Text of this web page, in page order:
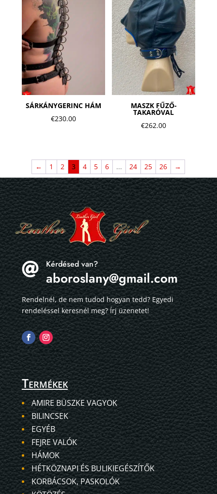
SÁRKÁNYGERINC HÁM
€230.00
MASZK FŰZŐ-
TAKARÓVAL
€262.00
← 1 2 3 4 5 6 ... 24 25 26 →
 Kérdésed van?
aboroslany@gmail.com
Rendelnél, de nem tudod hogyan tedd? Egyedi
rendeléssel keresnél meg? Írj üzenetet!
Termékek
AMIRE BÜSZKE VAGYOK
BILINCSEK
EGYÉB
FEJRE VALÓK
HÁMOK
HÉTKÖZNAPI ÉS BULIKIEGÉSZÍTŐK
KORBÁCSOK, PASKOLÓK